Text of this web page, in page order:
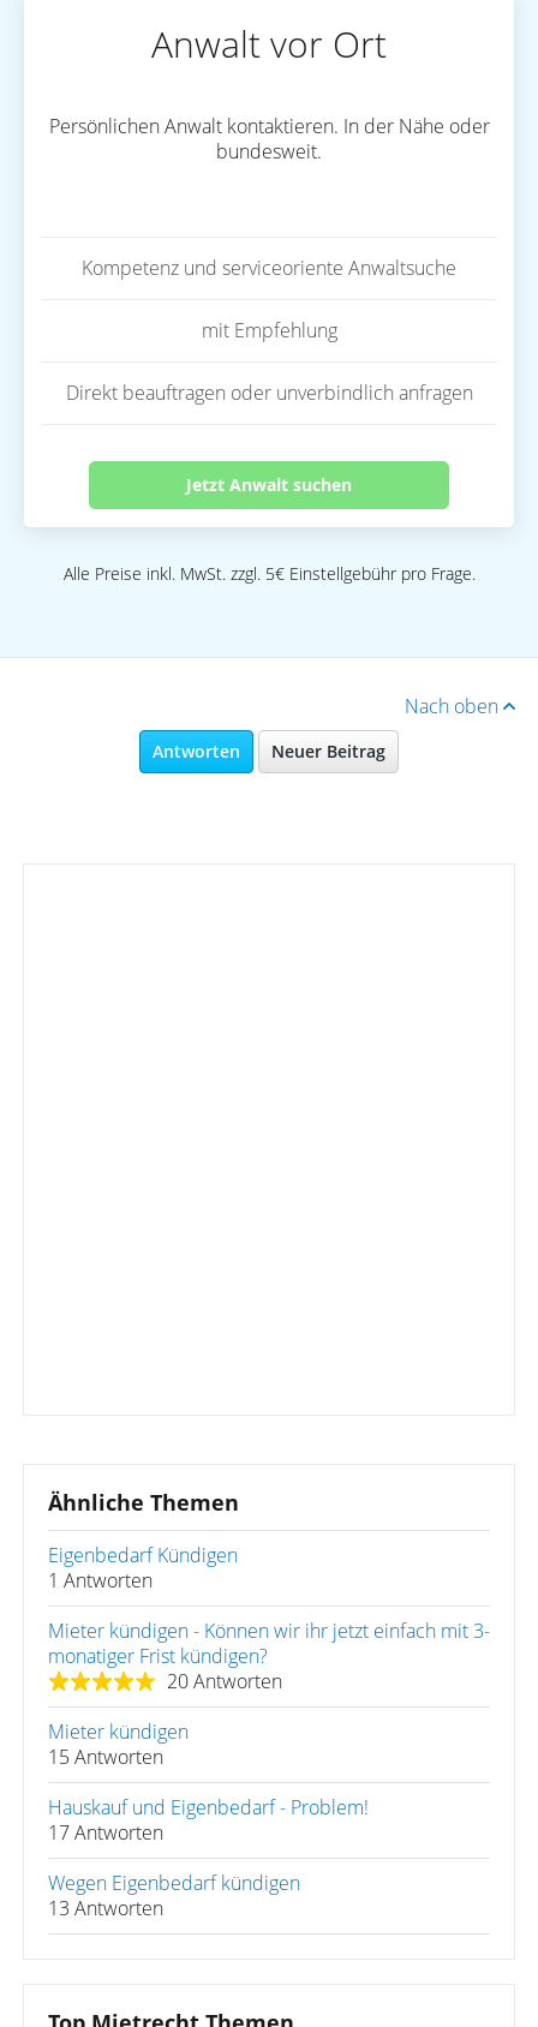
Anwalt vor Ort
Persönlichen Anwalt kontaktieren. In der Nähe oder
bundesweit.
Kompetenz und serviceoriente Anwaltsuche
mit Empfehlung
Direkt beauftragen oder unverbindlich anfragen
Jetzt Anwalt suchen
Alle Preise inkl. MwSt. zzgl. 5€ Einstellgebühr pro Frage.
Nach oben
Antworten Neuer Beitrag
Ähnliche Themen
Eigenbedarf Kündigen
1 Antworten
Mieter kündigen - Können wir ihr jetzt einfach mit 3-
monatiger Frist kündigen?
20 Antworten
Mieter kündigen
15 Antworten
Hauskauf und Eigenbedarf - Problem!
17 Antworten
Wegen Eigenbedarf kündigen
13 Antworten